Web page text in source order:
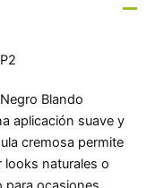
Blando
aplicación suave y
cremosa permite
looks naturales o